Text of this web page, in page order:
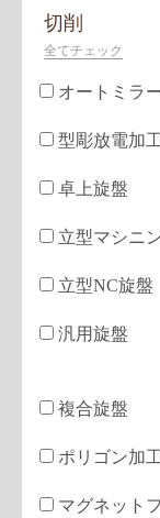
切削
全てチェック
オートミラ
型彫放電加
卓上旋盤
立型マシニ
立型NC旋盤
汎用旋盤
複合旋盤
ポリゴン加
マグネット